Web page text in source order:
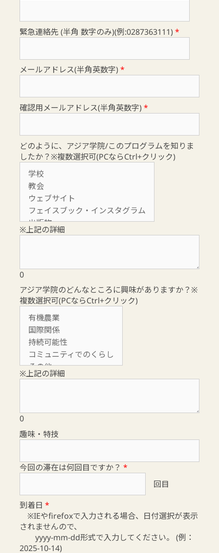
緊急連絡先 (半角 数字のみ)(例:0287363111) *
メールアドレス(半角英数字) *
確認用メールアドレス(半角英数字) *
どのように、アジア学院/このプログラムを知りま
したか？※複数選択可(PCならCtrl+クリック)
※上記の詳細
0
アジア学院のどんなところに興味がありますか？※
複数選択可(PCならCtrl+クリック)
※上記の詳細
0
趣味・特技
今回の滞在は何回目ですか？ *
回目
到着日 *
※IEやfirefoxで入力される場合、日付選択が表示
されませんので、
yyyy-mm-dd形式で入力してください。 (例：
2025-10-14)